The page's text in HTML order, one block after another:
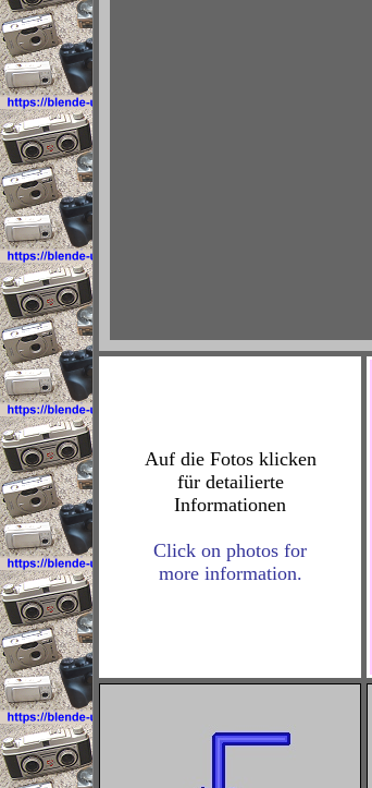
Auf die Fotos klicken
für detailierte
Informationen
Click on photos for
more information.